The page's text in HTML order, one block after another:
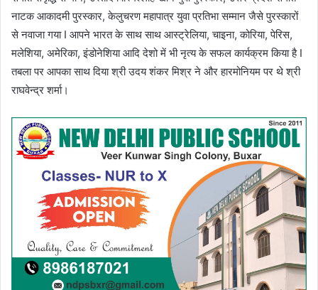
नाटक आकादमी पुरस्कार, केलुचरण महापात्र युवा प्रतिभा सम्मान जैसे पुरस्कारों
से नवाजा गया I आपने भारत के साथ साथ आस्ट्रेलिया, चाइना, कोरिया, पेरिस,
मलेशिया, अमेरिका, इंडोनेशिया आदि देशो में भी नृत्य के सफल कार्यक्रम किया है I
तबला पर आपका साथ दिया श्री उदय शंकर मिश्र ने और हारमोनियम पर थे श्री
राघवेन्द्र शर्मा।